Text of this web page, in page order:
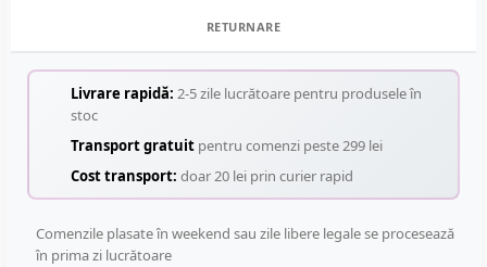
RETURNARE
Livrare rapidă: 2-5 zile lucrătoare pentru produsele în
stoc
Transport gratuit pentru comenzi peste 299 lei
Cost transport: doar 20 lei prin curier rapid
Comenzile plasate în weekend sau zile libere legale se procesează
în prima zi lucrătoare